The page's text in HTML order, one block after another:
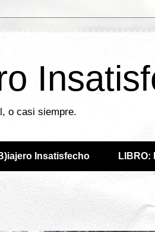
o casi siempre.
Insatisfecho LIBRO: